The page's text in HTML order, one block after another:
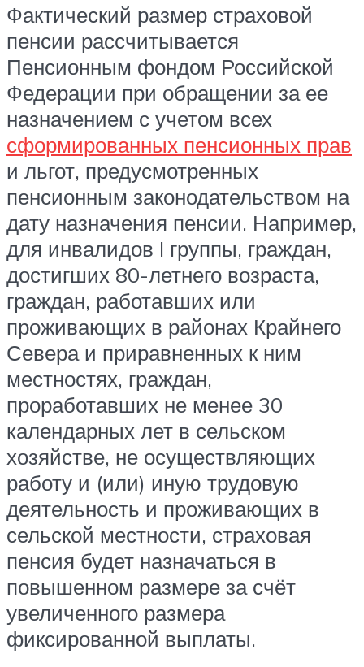
Фактический размер страховой
пенсии рассчитывается
Пенсионным фондом Российской
Федерации при обращении за ее
назначением с учетом всех
сформированных пенсионных прав
и льгот, предусмотренных
пенсионным законодательством на
дату назначения пенсии. Например,
для инвалидов I группы, граждан,
достигших 80-летнего возраста,
граждан, работавших или
проживающих в районах Крайнего
Севера и приравненных к ним
местностях, граждан,
проработавших не менее 30
календарных лет в сельском
хозяйстве, не осуществляющих
работу и (или) иную трудовую
деятельность и проживающих в
сельской местности, страховая
пенсия будет назначаться в
повышенном размере за счёт
увеличенного размера
фиксированной выплаты.